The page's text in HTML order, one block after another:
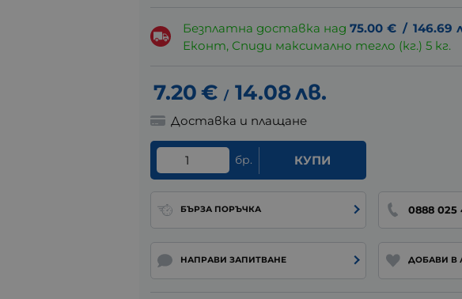
Безплатна доставка над75.00 € / 146.69
Еконт, Спиди максимално тегло (кг.) 5 кг.
7.20€ / 14.08лв.
Доставка и плащане
бр. КУПИ
БЪРЗА ПОРЪЧКА 0888 025
НАПРАВИ ЗАПИТВАНЕ ДОБАВИ В